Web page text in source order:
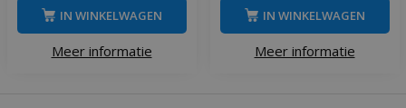
Meer informatie
IN WINKELWAGEN
Meer informatie
IN WINKELWAGEN